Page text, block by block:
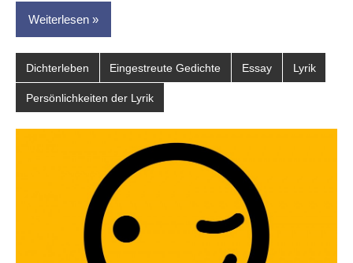
Weiterlesen
Dichterleben Eingestreute Gedichte Essay Lyrik
Persönlichkeiten der Lyrik